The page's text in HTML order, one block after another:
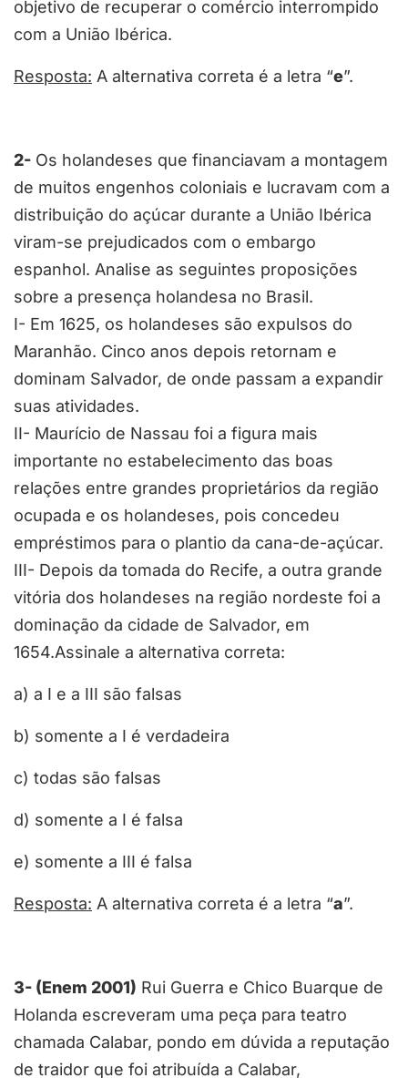
objetivo de recuperar o comércio interrompido
com a União Ibérica.
Resposta: A alternativa correta é a letra “e”.
2- Os holandeses que financiavam a montagem
de muitos engenhos coloniais e lucravam com a
distribuição do açúcar durante a União Ibérica
viram-se prejudicados com o embargo
espanhol. Analise as seguintes proposições
sobre a presença holandesa no Brasil.
I- Em 1625, os holandeses são expulsos do
Maranhão. Cinco anos depois retornam e
dominam Salvador, de onde passam a expandir
suas atividades.
II- Maurício de Nassau foi a figura mais
importante no estabelecimento das boas
relações entre grandes proprietários da região
ocupada e os holandeses, pois concedeu
empréstimos para o plantio da cana-de-açúcar.
III- Depois da tomada do Recife, a outra grande
vitória dos holandeses na região nordeste foi a
dominação da cidade de Salvador, em
1654.Assinale a alternativa correta:
a) a I e a III são falsas
b) somente a I é verdadeira
c) todas são falsas
d) somente a I é falsa
e) somente a III é falsa
Resposta: A alternativa correta é a letra “a”.
3- (Enem 2001) Rui Guerra e Chico Buarque de
Holanda escreveram uma peça para teatro
chamada Calabar, pondo em dúvida a reputação
de traidor que foi atribuída a Calabar,